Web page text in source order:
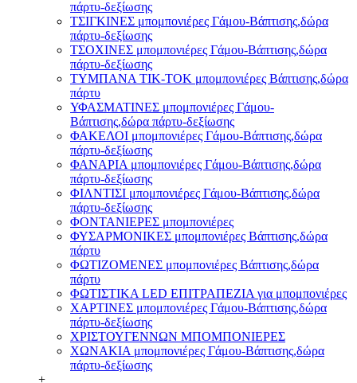
πάρτυ-δεξίωσης
ΤΣΙΓΚΙΝΕΣ μπομπονιέρες Γάμου-Βάπτισης,δώρα
πάρτυ-δεξίωσης
ΤΣΟΧΙΝΕΣ μπομπονιέρες Γάμου-Βάπτισης,δώρα
πάρτυ-δεξίωσης
ΤΥΜΠΑΝΑ ΤΙΚ-ΤΟΚ μπομπονιέρες Βάπτισης,δώρα
πάρτυ
ΥΦΑΣΜΑΤΙΝΕΣ μπομπονιέρες Γάμου-
Βάπτισης,δώρα πάρτυ-δεξίωσης
ΦΑΚΕΛΟΙ μπομπονιέρες Γάμου-Βάπτισης,δώρα
πάρτυ-δεξίωσης
ΦΑΝΑΡΙΑ μπομπονιέρες Γάμου-Βάπτισης,δώρα
πάρτυ-δεξίωσης
ΦΙΛΝΤΙΣΙ μπομπονιέρες Γάμου-Βάπτισης,δώρα
πάρτυ-δεξίωσης
ΦΟΝΤΑΝΙΕΡΕΣ μπομπονιέρες
ΦΥΣΑΡΜΟΝΙΚΕΣ μπομπονιέρες Βάπτισης,δώρα
πάρτυ
ΦΩΤΙΖΟΜΕΝΕΣ μπομπονιέρες Βάπτισης,δώρα
πάρτυ
ΦΩΤΙΣΤΙΚΑ LED ΕΠΙΤΡΑΠΕΖΙΑ για μπομπονιέρες
ΧΑΡΤΙΝΕΣ μπομπονιέρες Γάμου-Βάπτισης,δώρα
πάρτυ-δεξίωσης
ΧΡΙΣΤΟΥΓΕΝΝΩΝ ΜΠΟΜΠΟΝΙΕΡΕΣ
ΧΩΝΑΚΙΑ μπομπονιέρες Γάμου-Βάπτισης,δώρα
πάρτυ-δεξίωσης
+